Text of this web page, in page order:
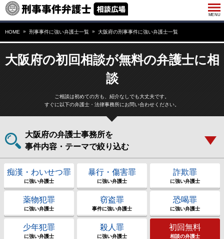
HOME 刑事事件に強い弁護士一覧 大阪府の刑事事件に強い弁護士一覧
大阪府の初回相談が無料の弁護士に相
談
ご相談は初めての方も、紹介なしでも大丈夫です。
すぐに以下の弁護士・法律事務所にお問い合わせください。
大阪府の弁護士事務所を
事件内容・テーマで絞り込む
痴漢・わいせつ罪
に強い弁護士
暴行・傷害罪
に強い弁護士
詐欺罪
に強い弁護士
薬物犯罪
に強い弁護士
窃盗罪
事件に強い弁護士
恐喝罪
に強い弁護士
少年犯罪
に強い弁護士
殺人罪
に強い弁護士
初回無料
相談の弁護士